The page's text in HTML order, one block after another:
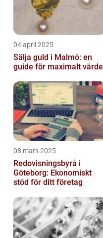
04 april 2025
Sälja guld i Malmö: en
guide för maximalt värde
08 mars 2025
Redovisningsbyrå i
Göteborg: Ekonomiskt
stöd för ditt företag